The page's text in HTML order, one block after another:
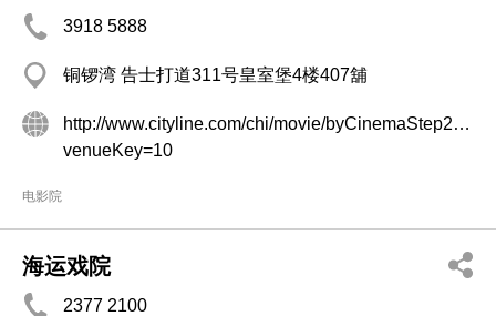
3918 5888
铜锣湾 告士打道311号皇室堡4楼407舖
http://www.cityline.com/chi/movie/byCinemaStep2.jsp?
venueKey=10
电影院
海运戏院
2377 2100